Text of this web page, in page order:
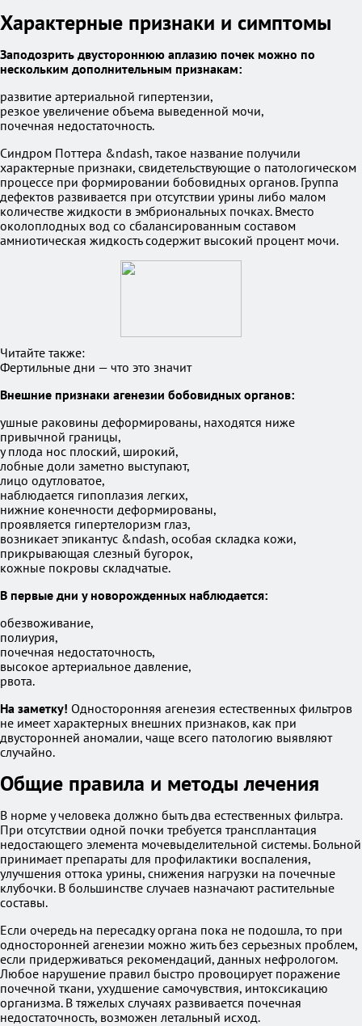
Характерные признаки и симптомы
Заподозрить двустороннюю аплазию почек можно по
нескольким дополнительным признакам:
развитие артериальной гипертензии,
резкое увеличение объема выведенной мочи,
почечная недостаточность.
Синдром Поттера &ndash, такое название получили
характерные признаки, свидетельствующие о патологическом
процессе при формировании бобовидных органов. Группа
дефектов развивается при отсутствии урины либо малом
количестве жидкости в эмбриональных почках. Вместо
околоплодных вод со сбалансированным составом
амниотическая жидкость содержит высокий процент мочи.
Читайте также:
Фертильные дни — что это значит
Внешние признаки агенезии бобовидных органов:
ушные раковины деформированы, находятся ниже
привычной границы,
у плода нос плоский, широкий,
лобные доли заметно выступают,
лицо одутловатое,
наблюдается гипоплазия легких,
нижние конечности деформированы,
проявляется гипертелоризм глаз,
возникает эпикантус &ndash, особая складка кожи,
прикрывающая слезный бугорок,
кожные покровы складчатые.
В первые дни у новорожденных наблюдается:
обезвоживание,
полиурия,
почечная недостаточность,
высокое артериальное давление,
рвота.
На заметку! Односторонняя агенезия естественных фильтров
не имеет характерных внешних признаков, как при
двусторонней аномалии, чаще всего патологию выявляют
случайно.
Общие правила и методы лечения
В норме у человека должно быть два естественных фильтра.
При отсутствии одной почки требуется трансплантация
недостающего элемента мочевыделительной системы. Больной
принимает препараты для профилактики воспаления,
улучшения оттока урины, снижения нагрузки на почечные
клубочки. В большинстве случаев назначают растительные
составы.
Если очередь на пересадку органа пока не подошла, то при
односторонней агенезии можно жить без серьезных проблем,
если придерживаться рекомендаций, данных нефрологом.
Любое нарушение правил быстро провоцирует поражение
почечной ткани, ухудшение самочувствия, интоксикацию
организма. В тяжелых случаях развивается почечная
недостаточность, возможен летальный исход.